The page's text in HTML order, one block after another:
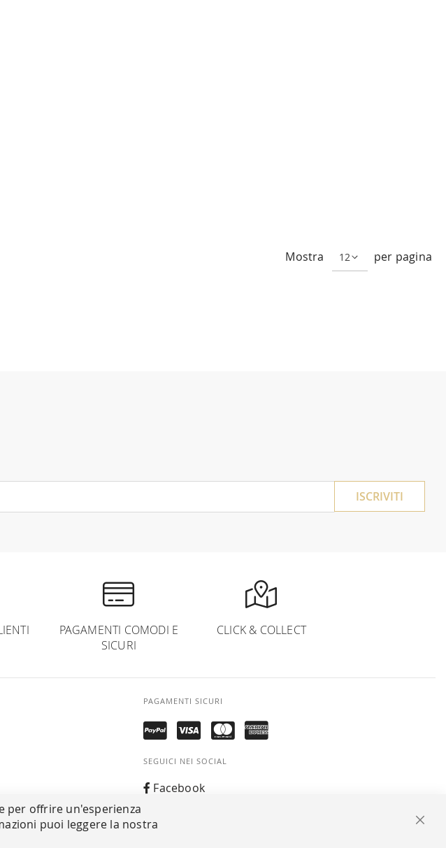
Mostra per pagina
ISCRIVITI
PAGAMENTI COMODI E
SICURI
CLICK & COLLECT
PAGAMENTI SICURI
SEGUICI NEI SOCIAL
Facebook
Whatsapp
per offrire un'esperienza
puoi leggere la nostra